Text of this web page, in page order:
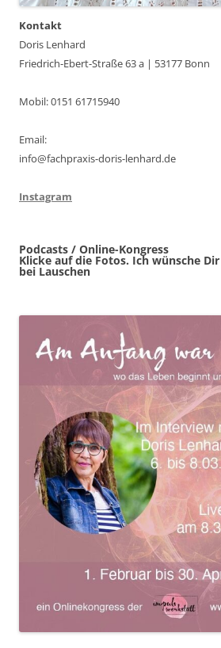
Kontakt
Doris Lenhard
Friedrich-Ebert-Straße 63 a | 53177 Bonn
Mobil: 0151 61715940
Email:
info@fachpraxis-doris-lenhard.de
Instagram
Podcasts / Online-Kongress
Klicke auf die Fotos. Ich wünsche
bei Lauschen